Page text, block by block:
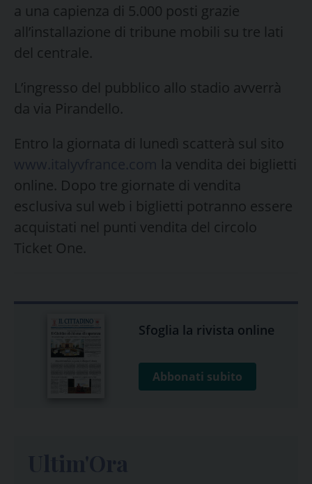
a una capienza di 5.000 posti grazie
all’installazione di tribune mobili su tre lati
del centrale.
L’ingresso del pubblico allo stadio avverrà
da via Pirandello.
Entro la giornata di lunedì scatterà sul sito
la vendita dei biglietti
online. Dopo tre giornate di vendita
esclusiva sul web i biglietti potranno essere
acquistati nel punti vendita del circolo
Ticket One.
Sfoglia la rivista online
Abbonati subito